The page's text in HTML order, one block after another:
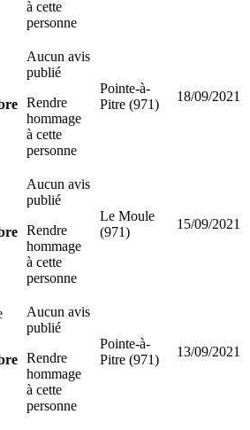
à cette
personne
Aucun avis
publié
Rendre
hommage
à cette
personne
Pointe-à-
Pitre (971)
18/09/2021
Aucun avis
publié
Rendre
hommage
à cette
personne
Le Moule
(971)
15/09/2021
Aucun avis
publié
Rendre
hommage
à cette
personne
Pointe-à-
Pitre (971)
13/09/2021